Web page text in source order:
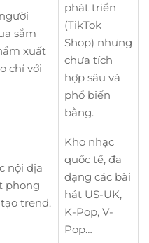
sắm
xuất
chỉ với
phát triển
(TikTok
Shop) nhưng
chưa tích
hợp sâu và
phổ biến
bằng.
nội địa
phong
trend.
Kho nhạc
quốc tế, đa
dạng các bài
hát US-UK,
K-Pop, V-
Pop…